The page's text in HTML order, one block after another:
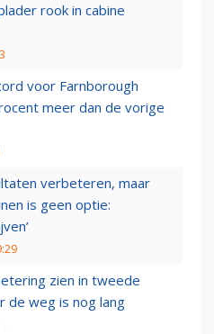
rook in cabine
voor Farnborough
meer dan de vorige
verbeteren, maar
is geen optie:
zien in tweede
de weg is nog lang